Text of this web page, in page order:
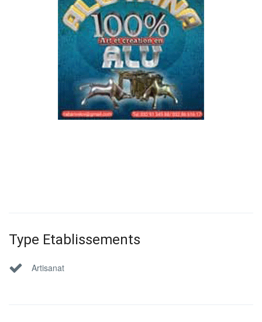
Type Etablissements
Artisanat